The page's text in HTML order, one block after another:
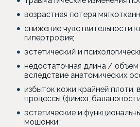
возрастная потеря
снижение чувствительности
гипертрофия;
эстетический и
недостаточная длина / объем
вследствие анатомических
избыток кожи крайней плоти,
процессы (фимоз,
эстетические и
мошонки;